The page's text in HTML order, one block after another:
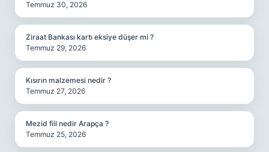
Temmuz 30, 2026
Ziraat Bankası kartı eksiye düşer mi ?
Temmuz 29, 2026
Kısırın malzemesi nedir ?
Temmuz 27, 2026
Mezid fiil nedir Arapça ?
Temmuz 25, 2026